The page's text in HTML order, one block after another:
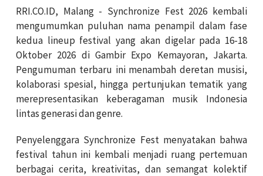
RRI.CO.ID, Malang - Synchronize Fest 2026 kembali
mengumumkan puluhan nama penampil dalam fase
kedua lineup festival yang akan digelar pada 16-18
Oktober 2026 di Gambir Expo Kemayoran, Jakarta.
Pengumuman terbaru ini menambah deretan musisi,
kolaborasi spesial, hingga pertunjukan tematik yang
merepresentasikan keberagaman musik Indonesia
lintas generasi dan genre.
Penyelenggara Synchronize Fest menyatakan bahwa
festival tahun ini kembali menjadi ruang pertemuan
berbagai cerita, kreativitas, dan semangat kolektif